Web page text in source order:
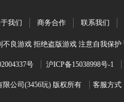
我们 商务合作 联系我们
不良游戏 拒绝盗版游戏 注意自我保
号 沪ICP备15038998号-1
公司(3456玩) 版权所有 客服方式